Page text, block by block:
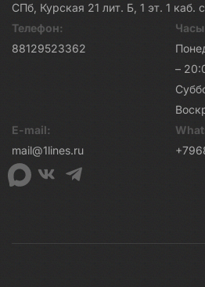
СПб, Курская 21 лит. Б, 1 эт. 1 каб.
Телефон:
88129523362
–
E-mail:
mail@1lines.ru